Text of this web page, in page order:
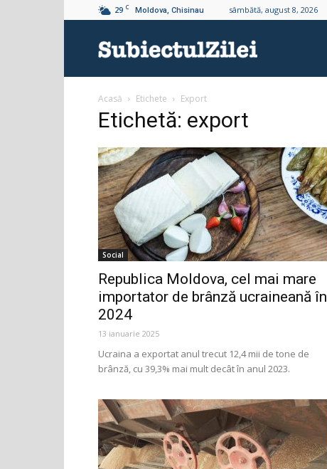
29 C Moldova, Chisinau sâmbătă, august 8, 2026
Acasă Etichete Export
Etichetă: export
Social
Republica Moldova, cel mai mare
importator de brânză ucraineană în
2024
13 ianuarie 2025
Ucraina a exportat anul trecut 12,4 mii de tone de
brânză, cu 39,3% mai mult decât în anul 2023.